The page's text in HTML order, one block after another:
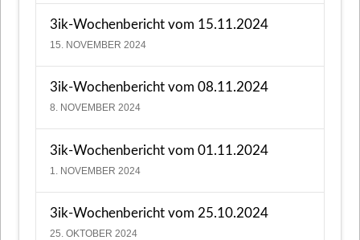
3ik-Wochenbericht vom 15.11.2024
15. NOVEMBER 2024
3ik-Wochenbericht vom 08.11.2024
8. NOVEMBER 2024
3ik-Wochenbericht vom 01.11.2024
1. NOVEMBER 2024
3ik-Wochenbericht vom 25.10.2024
25. OKTOBER 2024